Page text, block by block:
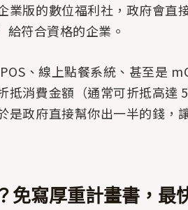
業版的數位福利社，政府會直
給符合資格的企業。
、線上點餐系統、甚至是
抵消費金額（通常可折抵高達
是政府直接幫你出一半的錢，
免寫厚重計畫書，最